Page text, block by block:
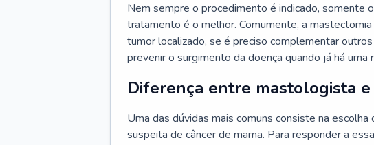
Nem sempre o procedimento é indicado, somente
tratamento é o melhor. Comumente, a
tumor localizado, se é preciso complementar
prevenir o surgimento da doença quando já há uma
Diferença entre mastologista
Uma das dúvidas mais comuns consiste na
suspeita de câncer de mama. Para responder a